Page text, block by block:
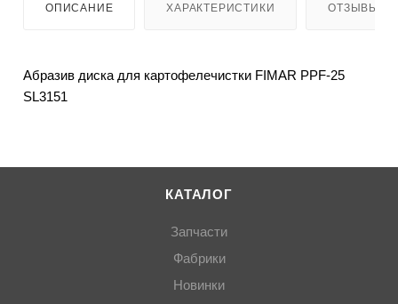
ОПИСАНИЕ ХАРАКТЕРИСТИКИ ОТЗЫВЫ
Абразив диска для картофелечистки FIMAR PPF-25
SL3151
КАТАЛОГ
Запчасти
Фабрики
Новинки